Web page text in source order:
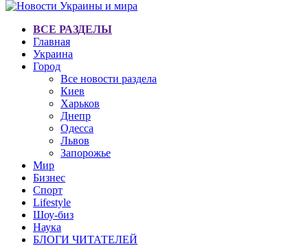
ВСЕ РАЗДЕЛЫ
Главная
Украина
Город
Все новости раздела
Киев
Харьков
Днепр
Одесса
Львов
Запорожье
Мир
Бизнес
Спорт
Lifestyle
Шоу-биз
Наука
БЛОГИ ЧИТАТЕЛЕЙ